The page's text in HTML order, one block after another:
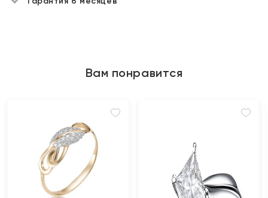
Вам понравится